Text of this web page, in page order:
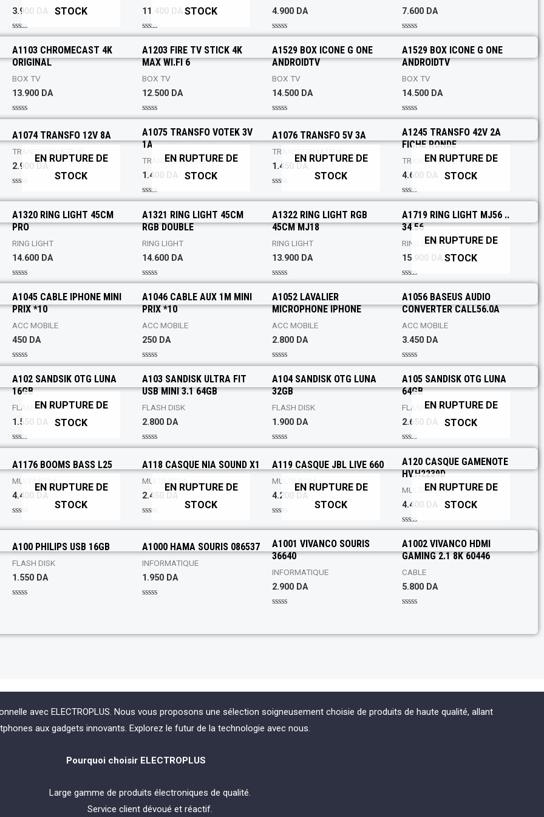
u
o
f
u
o
f
u
o
f
u
o
f
3.900 DA
R
a
t
e
0
u
o
f
11.400 DA
R
a
t
e
0
u
o
f
4.900 DA
R
a
t
e
0
u
o
f
7.600 DA
R
a
t
e
0
u
o
f
STOCK
A1103 CHROMECAST 4K
ORIGINAL
BOX TV
13.900 DA
R
t
e
d
o
t
f
STOCK
A1203 FIRE TV STICK 4K
MAX WI.FI 6
BOX TV
12.500 DA
R
a
t
e
0
u
o
f
A1529 BOX ICONE G ONE
ANDROIDTV
BOX TV
14.500 DA
R
t
e
d
o
t
f
A1529 BOX ICONE G ONE
ANDROIDTV
BOX TV
14.500 DA
R
a
t
e
0
u
o
f
A1074 TRANSFO 12V 8A
TRANSFORMATEUR
2.900 DA
a
t
e
d
0
o
u
t
f
5
A1075 TRANSFO VOTEK 3V
1A
TRANSFORMATEUR
1.400 DA
R
a
t
e
0
u
o
f
A1076 TRANSFO 5V 3A
TRANSFORMATEUR
1.450 DA
a
t
e
d
0
o
u
t
f
5
A1245 TRANSFO 42V 2A
FICHE RONDE
TRANSFORMATEUR
4.600 DA
R
a
t
e
0
u
o
f
EN RUPTURE DE
STOCK
A1320 RING LIGHT 45CM
PRO
RING LIGHT
14.600 DA
R
a
t
e
0
u
o
f
EN RUPTURE DE
STOCK
A1321 RING LIGHT 45CM
RGB DOUBLE
RING LIGHT
14.600 DA
R
a
t
e
0
u
o
f
EN RUPTURE DE
STOCK
A1322 RING LIGHT RGB
45CM MJ18
RING LIGHT
13.900 DA
R
a
t
e
0
u
o
f
EN RUPTURE DE
STOCK
A1719 RING LIGHT MJ56 ..
34.56
RING LIGHT
15.900 DA
R
a
t
e
0
u
o
f
A1045 CABLE IPHONE MINI
PRIX *10
ACC MOBILE
450 DA
R
a
t
e
0
u
o
f
A1046 CABLE AUX 1M MINI
PRIX *10
ACC MOBILE
250 DA
R
a
t
e
0
u
o
f
A1052 LAVALIER
MICROPHONE IPHONE
ACC MOBILE
2.800 DA
R
a
t
e
0
u
o
f
EN RUPTURE DE
STOCK
A1056 BASEUS AUDIO
CONVERTER CALL56.0A
ACC MOBILE
3.450 DA
R
a
t
e
0
u
o
f
A102 SANDSIK OTG LUNA
16GB
FLASH DISK
1.550 DA
R
t
e
d
o
t
f
A103 SANDISK ULTRA FIT
USB MINI 3.1 64GB
FLASH DISK
2.800 DA
R
t
e
d
o
t
f
A104 SANDISK OTG LUNA
32GB
FLASH DISK
1.900 DA
R
t
e
d
o
t
f
A105 SANDISK OTG LUNA
64GB
FLASH DISK
2.650 DA
R
a
t
e
0
u
o
f
EN RUPTURE DE
STOCK
A1176 BOOMS BASS L25
MULTIMEDIA
4.400 DA
a
e
d
0
u
o
A118 CASQUE NIA SOUND X1
MULTIMEDIA
2.450 DA
a
e
d
0
u
o
A119 CASQUE JBL LIVE 660
MULTIMEDIA
4.200 DA
a
t
e
d
0
o
u
t
f
EN RUPTURE DE
STOCK
A120 CASQUE GAMENOTE
HV.H2239D
MULTIMEDIA
4.400 DA
R
a
t
e
0
u
o
EN RUPTURE DE
STOCK
A100 PHILIPS USB 16GB
FLASH DISK
1.550 DA
d
5
EN RUPTURE DE
STOCK
A1000 HAMA SOURIS 086537
INFORMATIQUE
1.950 DA
d
5
EN RUPTURE DE
STOCK
A1001 VIVANCO SOURIS
36640
INFORMATIQUE
2.900 DA
e
f
EN RUPTURE DE
STOCK
A1002 VIVANCO HDMI
GAMING 2.1 8K 60446
CABLE
5.800 DA
e
f
avec ELECTROPLUS. Nous vous proposons une sélection soigneusement choisie de produits de haute qualité, allant
aux gadgets innovants. Explorez le futur de la technologie avec nous.
Pourquoi choisir ELECTROPLUS
Large gamme de produits électroniques de qualité.
Service client dévoué et réactif.